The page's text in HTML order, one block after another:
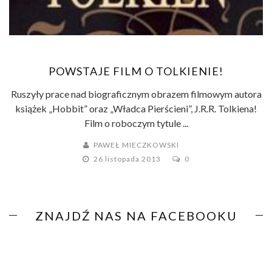
POWSTAJE FILM O TOLKIENIE!
Ruszyły prace nad biograficznym obrazem filmowym autora
książek „Hobbit” oraz „Władca Pierścieni”, J.R.R. Tolkiena!
Film o roboczym tytule ...
PAWEŁ MIECZKOWSKI
26 listopada 2013
0
ZNAJDŹ NAS NA FACEBOOKU